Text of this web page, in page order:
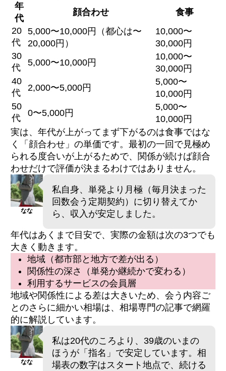
年
代
顔合わせ
食事
20
代
5,000〜10,000円（都心は〜
20,000円）
10,000〜
30,000円
30
代
5,000〜10,000円
10,000〜
30,000円
40
代
2,000〜5,000円
5,000〜
10,000円
50
代
0〜5,000円
5,000〜
10,000円
実は、年代が上がってまず下がるのは食事ではな
く「顔合わせ」の単価です。最初の一回で見極め
られる度合いが上がるためで、関係が続けば顔合
わせだけで評価が決まるわけではありません。
なな
私自身、単発より月極（毎月決まった
回数会う定期契約）に切り替えてか
ら、収入が安定しました。
年代はあくまで目安で、実際の金額は次の3つでも
大きく動きます。
地域（都市部と地方で差が出る）
関係性の深さ（単発か継続かで変わる）
利用するサービスの会員層
地域や関係性による差は大きいため、会う内容ご
とのさらに細かい相場は、相場専門の記事で網羅
的に解説しています。
なな
私は20代のころより、39歳のいまの
ほうが「指名」で安定しています。相
場表の数字はスタート地点で、続ける